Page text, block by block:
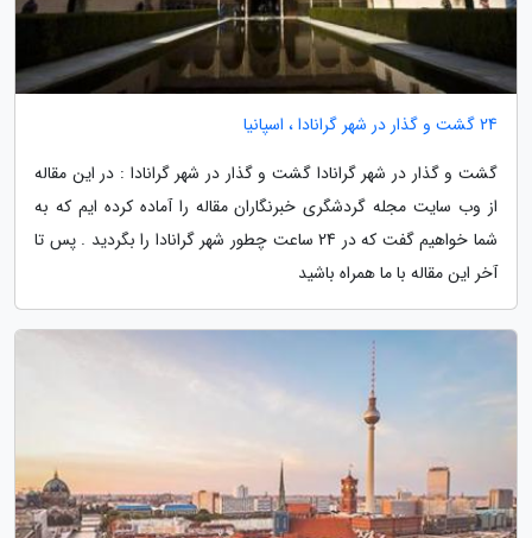
24 گشت و گذار در شهر گرانادا ، اسپانیا
گشت و گذار در شهر گرانادا گشت و گذار در شهر گرانادا : در این مقاله
از وب سایت مجله گردشگری خبرنگاران مقاله را آماده کرده ایم که به
شما خواهیم گفت که در 24 ساعت چطور شهر گرانادا را بگردید . پس تا
آخر این مقاله با ما همراه باشید